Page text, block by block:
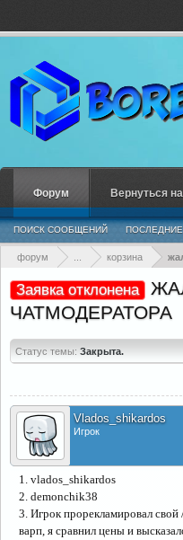
форум корзина
Заявка отклонена
ЧАТМОДЕРАТОРА
Статус темы: Закрыта.
Vlados_shikardos
Игрок
1. vlados_shikardos
2. demonchik38
3. Игрок прорекламировал
варп, я сравнил цены и
Форум
ПОИСК СООБЩЕНИЙ
Вернуться